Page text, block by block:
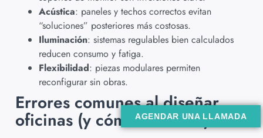
AGENDAR UNA LLAMADA
Acústica: paneles y techos correctos evitan
“soluciones” posteriores más costosas.
Iluminación: sistemas regulables bien calculados
reducen consumo y fatiga.
Flexibilidad: piezas modulares permiten
reconfigurar sin obras.
Errores comunes al diseñar
oficinas (y cómo evitarlos)